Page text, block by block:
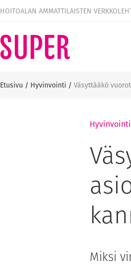
HOITOALAN AMMATTILAISTEN
Etusivu / Hyvinvointi / Väsyttääkö
Hyvinvointi
Miksi